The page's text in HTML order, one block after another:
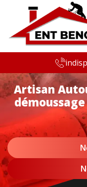
Artisan